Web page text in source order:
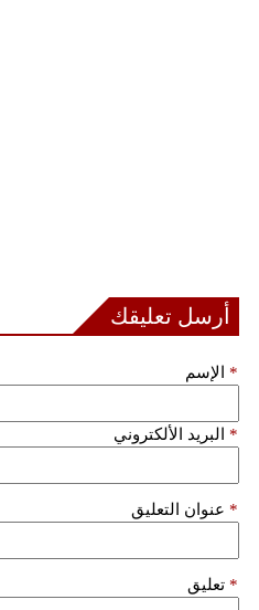
أرسل تعليقك
الإسم *
البريد الألكتروني *
عنوان التعليق *
تعليق *